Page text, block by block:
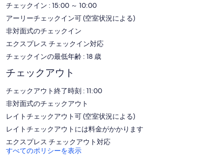
す。ハウスキーピングはリクエストにより行われます。このほかリ
クエストに応じてご利用いただける設備には低刺激性寝具もありま
す。
チェックイン : 15:00 ～ 10:00
アーリーチェックイン可 (空室状況による)
非対面式のチェックイン
エクスプレス チェックイン対応
チェックインの最低年齢 : 18 歳
チェックアウト
チェックアウト終了時刻 : 11:00
非対面式のチェックアウト
レイトチェックアウト可 (空室状況による)
レイトチェックアウトには料金がかかります
エクスプレス チェックアウト対応
すべてのポリシーを表示